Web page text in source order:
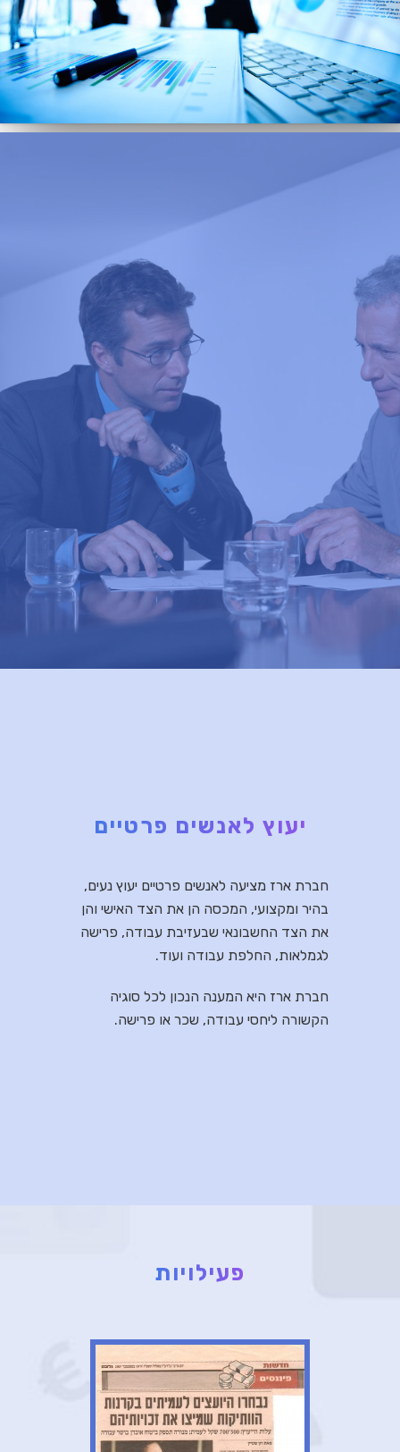
יעוץ לאנשים פרטיים
חברת ארז מציעה לאנשים פרטיים יעוץ נעים,
בהיר ומקצועי, המכסה הן את הצד האישי והן
את הצד החשבונאי שבעזיבת עבודה, פרישה
לגמלאות, החלפת עבודה ועוד.
חברת ארז היא המענה הנכון לכל סוגיה
הקשורה ליחסי עבודה, שכר או פרישה.
פעילויות